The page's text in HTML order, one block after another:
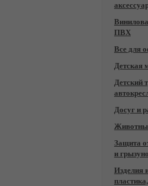
ПВХ
Все для
Детская
Детский
Досуг и
Защита
и
Изделия